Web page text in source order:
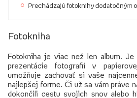
Prechádzajú fotoknihy dodatočným
Fotokniha
Fotokniha je viac než len album.
prezentácie fotografií v
umožňuje zachovať si vaše
najlepšej forme. Či už sa vám práve
dokončili cestu svojich snov alebo